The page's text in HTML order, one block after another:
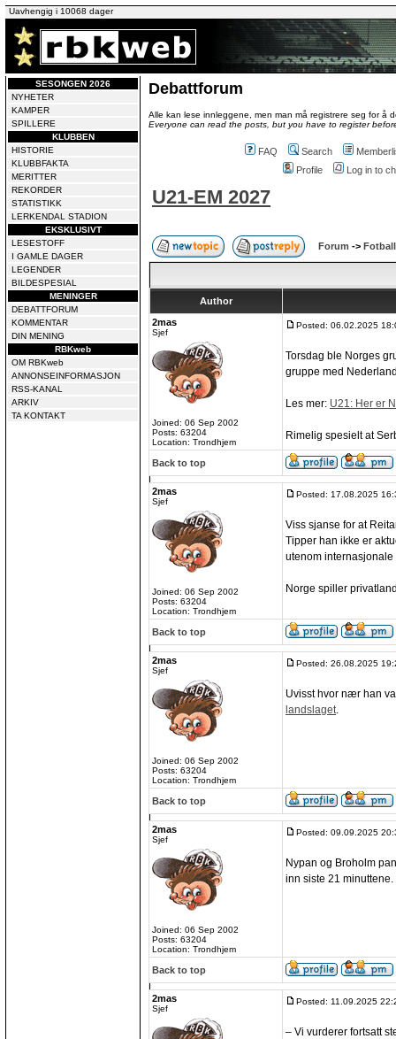
Uavhengig i 10068 dager
SESONGEN 2026
NYHETER
KAMPER
SPILLERE
KLUBBEN
HISTORIE
KLUBBFAKTA
MERITTER
REKORDER
STATISTIKK
LERKENDAL STADION
EKSKLUSIVT
LESESTOFF
I GAMLE DAGER
LEGENDER
BILDESPESIAL
MENINGER
DEBATTFORUM
KOMMENTAR
DIN MENING
RBKweb
OM RBKweb
ANNONSEINFORMASJON
RSS-KANAL
ARKIV
TA KONTAKT
Debattforum
Alle kan lese innleggene, men man må registrere seg for å
Everyone can read the posts, but you have to register
FAQ Search
Profile
Log in to
U21-EM 2027
Forum ->
Author
2mas
Sjef
Joined: 06 Sep 2002
Posts: 63204
Location: Trondhjem
Posted: 06.02.2025
Torsdag ble Norges
gruppe med
Les mer: U21: Her er
Rimelig spesielt at
Back to top
2mas
Sjef
Joined: 06 Sep 2002
Posts: 63204
Location: Trondhjem
Posted: 17.08.2025
Viss sjanse for at
Tipper han ikke er
utenom internasjonale
Norge spiller
Back to top
2mas
Sjef
Joined: 06 Sep 2002
Posts: 63204
Location: Trondhjem
Posted: 26.08.2025
Uvisst hvor nær han
landslaget.
Back to top
2mas
Sjef
Joined: 06 Sep 2002
Posts: 63204
Location: Trondhjem
Posted: 09.09.2025
Nypan og Broholm
inn siste 21
Back to top
2mas
Sjef
Posted: 11.09.2025
– Vi vurderer fortsatt